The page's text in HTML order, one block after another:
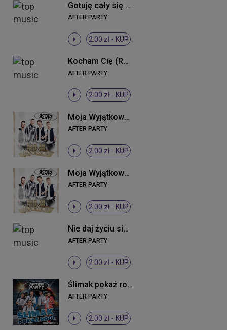
Gotuję cały się (Radio Edit)
AFTER PARTY
2.00 zł - KUP
Kocham Cię (Radio Edit)
AFTER PARTY
2.00 zł - KUP
Moja Wyjątkowa (Radio Edit)
AFTER PARTY
2.00 zł - KUP
Moja Wyjątkowa (Radio Edit)
AFTER PARTY
2.00 zł - KUP
Nie daj życiu się (Radio Edit)
AFTER PARTY
2.00 zł - KUP
Ślimak pokaż rogi (Extended)
AFTER PARTY
2.00 zł - KUP